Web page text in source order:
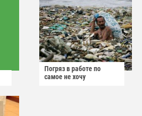
Погряз в работе по
самое не хочу